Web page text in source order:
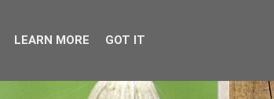
LEARN MORE GOT IT